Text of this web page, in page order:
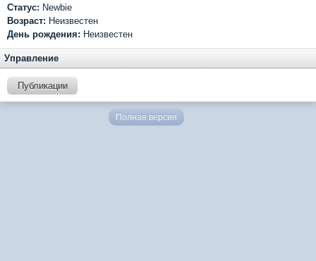
Статус: Newbie
Возраст: Неизвестен
День рождения: Неизвестен
Управление
Публикации
Полная версия